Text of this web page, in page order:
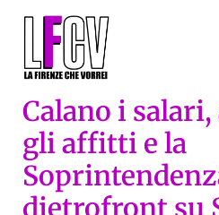
Calano i
gli affitti e la
dietrofront su